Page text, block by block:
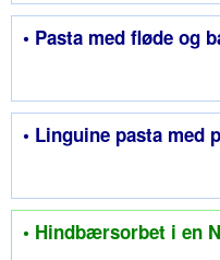
• Pasta med fløde og
• Linguine pasta med
• Hindbærsorbet i en